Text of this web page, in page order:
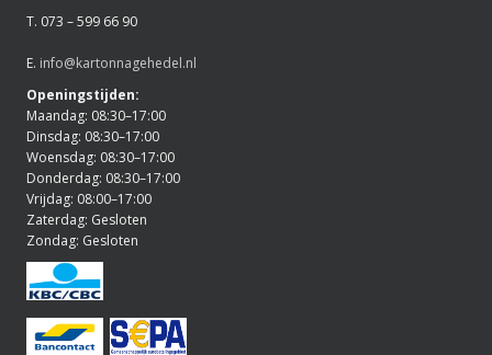
T. 073 – 599 66 90
E. info@kartonnagehedel.nl
Openingstijden:
Maandag: 08:30–17:00
Dinsdag: 08:30–17:00
Woensdag: 08:30–17:00
Donderdag: 08:30–17:00
Vrijdag: 08:00–17:00
Zaterdag: Gesloten
Zondag: Gesloten